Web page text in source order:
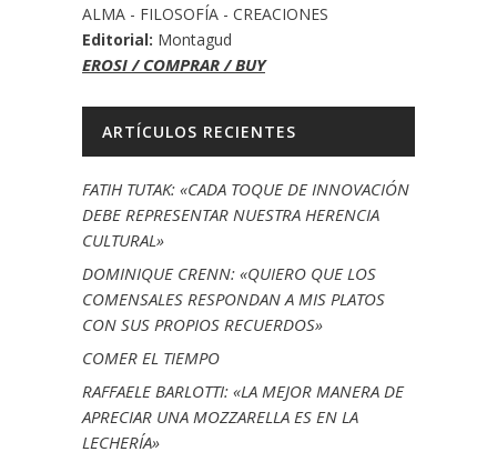
ALMA - FILOSOFÍA - CREACIONES
Editorial: Montagud
EROSI / COMPRAR / BUY
ARTÍCULOS RECIENTES
FATIH TUTAK: «CADA TOQUE DE INNOVACIÓN
DEBE REPRESENTAR NUESTRA HERENCIA
CULTURAL»
DOMINIQUE CRENN: «QUIERO QUE LOS
COMENSALES RESPONDAN A MIS PLATOS
CON SUS PROPIOS RECUERDOS»
COMER EL TIEMPO
RAFFAELE BARLOTTI: «LA MEJOR MANERA DE
APRECIAR UNA MOZZARELLA ES EN LA
LECHERÍA»